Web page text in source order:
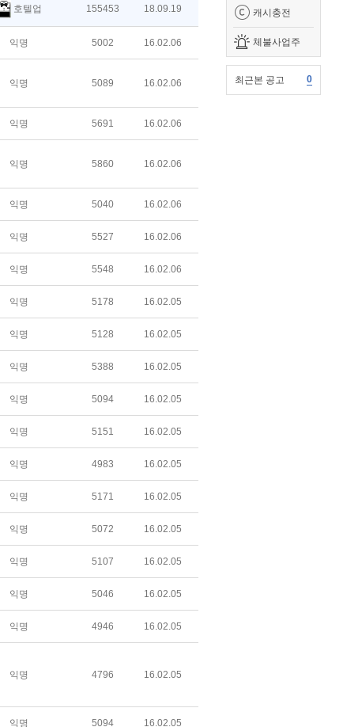
캐시충전
체불사업주
최근본 공고 0
호텔업 155453 18.09.19
익명 5002 16.02.06
익명 5089 16.02.06
익명 5691 16.02.06
익명 5860 16.02.06
익명 5040 16.02.06
익명 5527 16.02.06
익명 5548 16.02.06
익명 5178 16.02.05
익명 5128 16.02.05
익명 5388 16.02.05
익명 5094 16.02.05
익명 5151 16.02.05
익명 4983 16.02.05
익명 5171 16.02.05
익명 5072 16.02.05
익명 5107 16.02.05
익명 5046 16.02.05
익명 4946 16.02.05
익명 4796 16.02.05
익명 5094 16.02.05